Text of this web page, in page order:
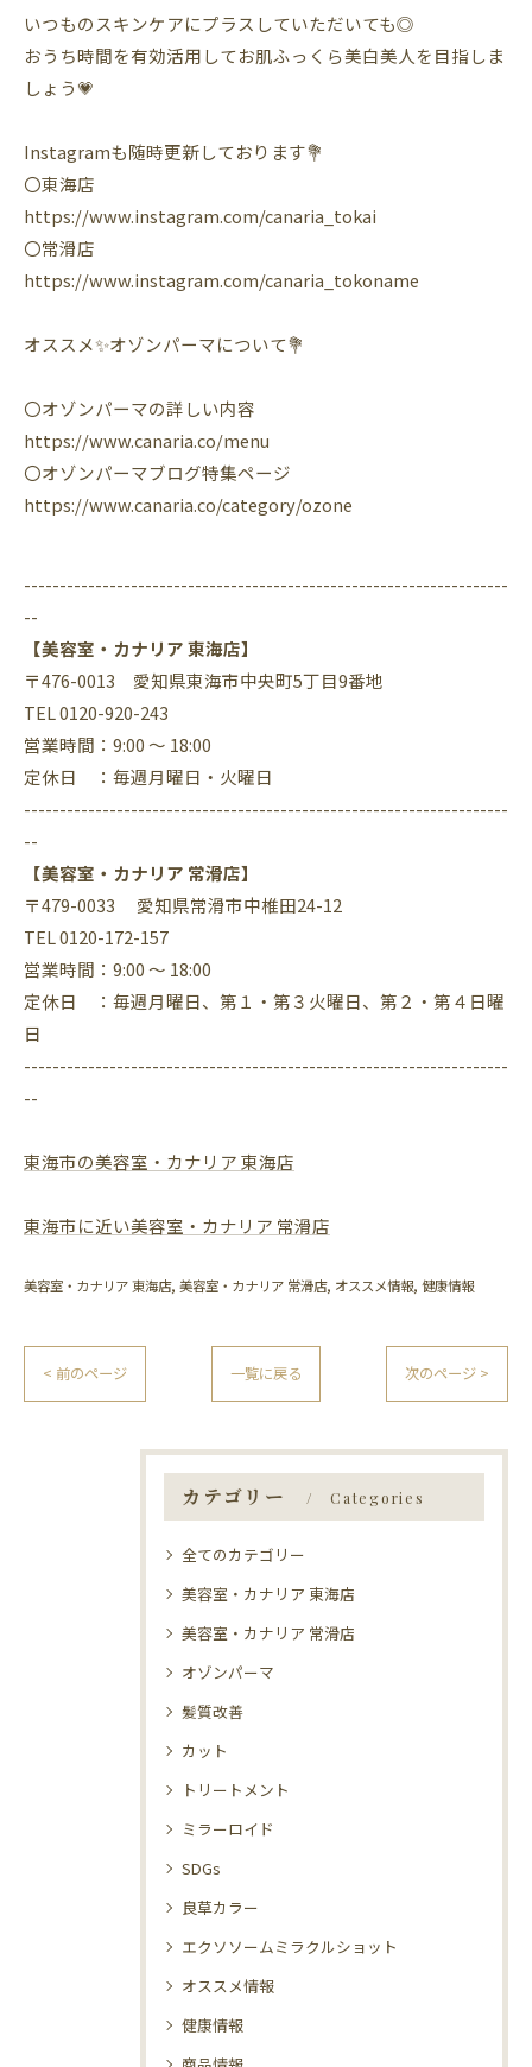
いつものスキンケアにプラスしていただいても◎
おうち時間を有効活用してお肌ふっくら美白美人を目指しま
しょう💗
Instagramも随時更新しております💐
〇東海店
https://www.instagram.com/canaria_tokai
〇常滑店
https://www.instagram.com/canaria_tokoname
オススメ✨オゾンパーマについて💐
〇オゾンパーマの詳しい内容
https://www.canaria.co/menu
〇オゾンパーマブログ特集ページ
https://www.canaria.co/category/ozone
--------------------------------------------------------------------
--
【美容室・カナリア 東海店】
〒476-0013 愛知県東海市中央町5丁目9番地
TEL 0120-920-243
営業時間：9:00 ～ 18:00
定休日 ：毎週月曜日・火曜日
--------------------------------------------------------------------
--
【美容室・カナリア 常滑店】
〒479-0033 愛知県常滑市中椎田24-12
TEL 0120-172-157
営業時間：9:00 ～ 18:00
定休日 ：毎週月曜日、第１・第３火曜日、第２・第４日曜
日
--------------------------------------------------------------------
--
東海市の美容室・カナリア 東海店
東海市に近い美容室・カナリア 常滑店
美容室・カナリア 東海店 美容室・カナリア 常滑店 オススメ情報 健康情報
< 前のページ 一覧に戻る 次のページ >
カテゴリー Categories
全てのカテゴリー
美容室・カナリア 東海店
美容室・カナリア 常滑店
オゾンパーマ
髪質改善
カット
トリートメント
ミラーロイド
SDGs
良草カラー
エクソソームミラクルショット
オススメ情報
健康情報